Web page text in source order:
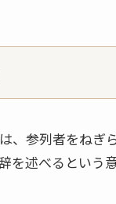
、参列者をねぎ
を述べるという